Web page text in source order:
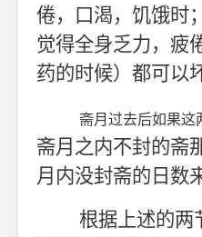
倦，口渴，饥饿时
觉得全身乏力，疲
药的时候）都可以
斋月过去后如果这
斋月之内不封的斋
月内没封斋的日数
根据上述的两